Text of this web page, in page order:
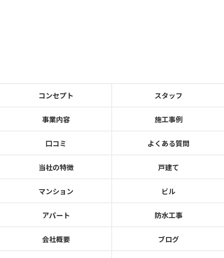
コンセプト スタッフ
事業内容 施工事例
口コミ よくある質問
当社の特徴 戸建て
マンション ビル
アパート 防水工事
会社概要 ブログ